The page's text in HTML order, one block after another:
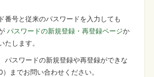
番号と従来のパスワードを入力しても
パスワードの新規登録・再登録ページか
します。
パスワードの新規登録や再登録ができな
までお問い合わせください。